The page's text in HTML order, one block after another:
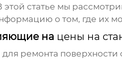
этой статье мы
о том, где их
на цены на
для ремонта поверхности